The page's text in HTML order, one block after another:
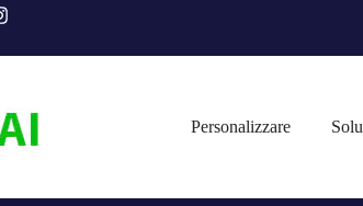
Personalizzare